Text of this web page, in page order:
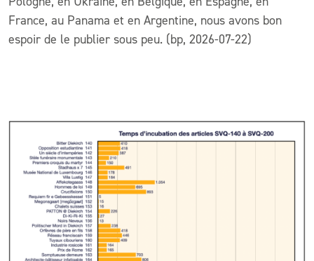
France, au Panama et en Argentine, nous avons bon
espoir de le publier sous peu. (bp, 2026-07-22)